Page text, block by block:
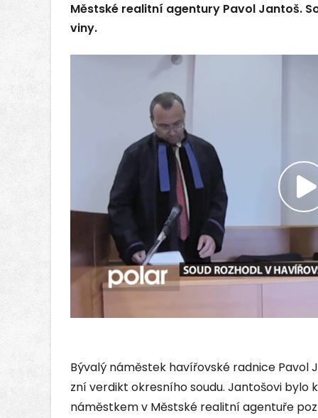
Městské realitní agentury Pavol Jantoš.
viny.
Bývalý náměstek havířovské radnice Pavol
zní verdikt okresního soudu. Jantošovi bylo
náměstkem v Městské realitní agentuře